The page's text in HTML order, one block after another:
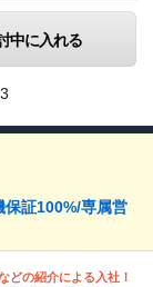
中に入れる
保証100%/専属営
どの紹介による入社！